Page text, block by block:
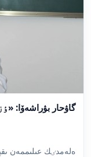
گاۋحار بۋراشەۆا:
ەلەمدٸك عىلىممەن